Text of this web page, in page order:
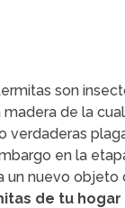
son
madera de la
verdaderas
en la
un nuevo objeto
de tu hogar